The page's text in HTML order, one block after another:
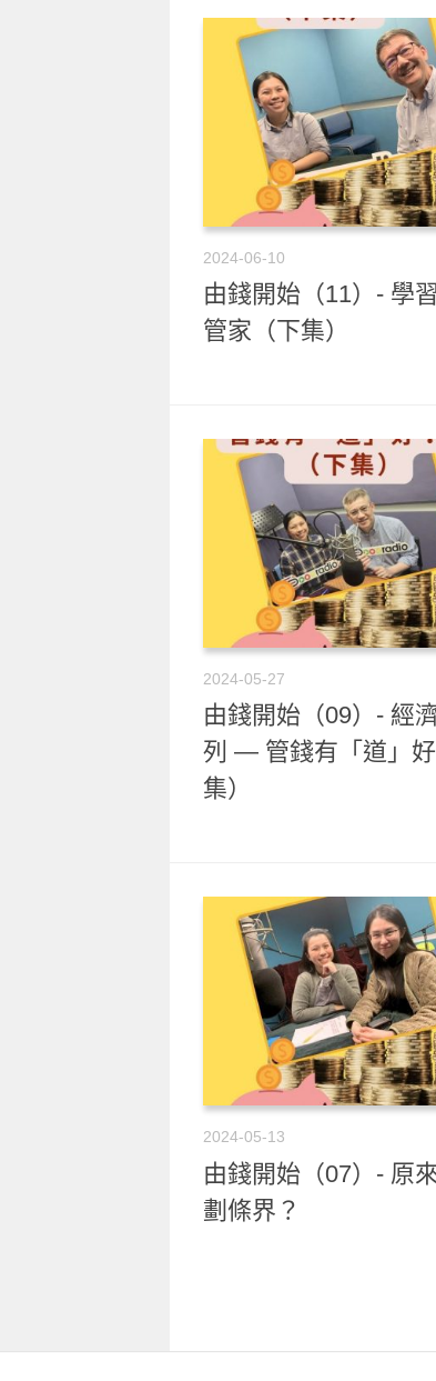
2024-06-10
由錢開始（11）- 學
管家（下集）
2024-05-27
由錢開始（09）- 經
列 — 管錢有「道」
集）
2024-05-13
由錢開始（07）- 原
劃條界？